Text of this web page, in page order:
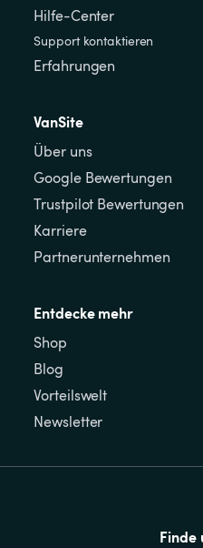
Hilfe-Center
Support kontaktieren
Erfahrungen
VanSite
Über uns
Google Bewertungen
Trustpilot Bewertungen
Karriere
Partnerunternehmen
Entdecke mehr
Shop
Blog
Vorteilswelt
Newsletter
Finde